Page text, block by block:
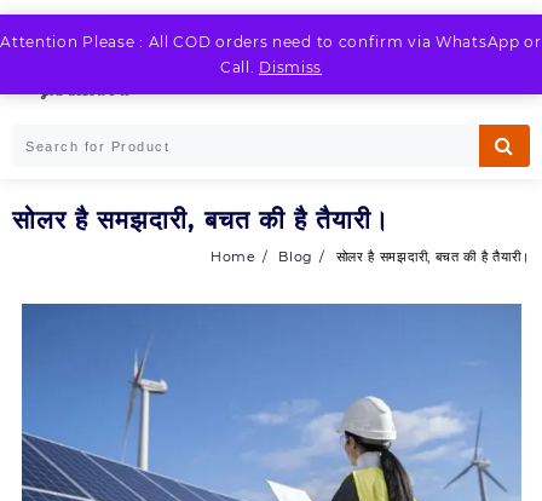
Attention Please : All COD orders need to confirm via WhatsApp or
Call. Dismiss
Skip
to
सोलर है समझदारी, बचत की है तैयारी।
Home Blog सोलर है समझदारी, बचत की है तैयारी।